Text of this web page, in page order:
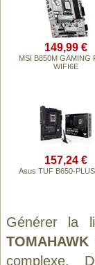
149,99 €
MSI B850M GAMING
WIFI6E
157,24 €
Asus TUF B650-
Générer la
TOMAHAWK
complexe.